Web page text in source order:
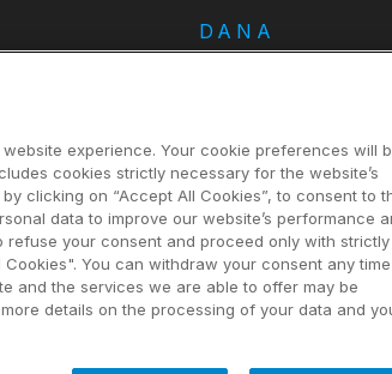
DANA
Política Integrada de
Criterios Ambientales para
Compras
experience. Your cookie preferences will
cookies strictly necessary for the website’s
clicking on “Accept All Cookies”, to consent to
data to improve our website’s performance
your consent and proceed only with strictly
You can withdraw your consent any
and the services we are able to offer may be
details on the processing of your data and